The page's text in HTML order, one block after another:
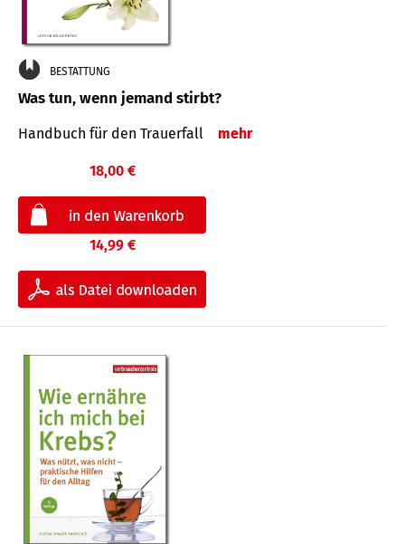
BESTATTUNG
Was tun, wenn jemand stirbt?
Handbuch für den Trauerfall mehr
18,00 €
14,99 €